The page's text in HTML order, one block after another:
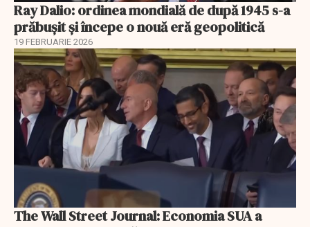
Ray Dalio: ordinea mondială de după 1945 s-a
prăbușit și începe o nouă eră geopolitică
19 FEBRUARIE 2026
The Wall Street Journal: Economia SUA a